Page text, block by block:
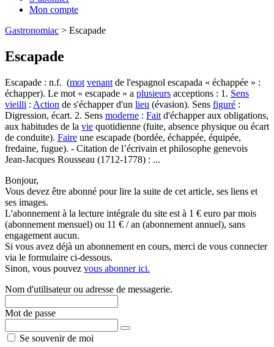
Mon compte
Gastronomiac > Escapade
Escapade
Escapade : n.f. (mot venant de l'espagnol escapada « échappée » :
échapper). Le mot « escapade » a plusieurs acceptions : 1. Sens
vieilli : Action de s'échapper d'un lieu (évasion). Sens figuré :
Digression, écart. 2. Sens moderne : Fait d'échapper aux obligations,
aux habitudes de la vie quotidienne (fuite, absence physique ou écart
de conduite). Faire une escapade (bordée, échappée, équipée,
fredaine, fugue). - Citation de l’écrivain et philosophe genevois
Jean-Jacques Rousseau (1712-1778) : ...
Bonjour,
Vous devez être abonné pour lire la suite de cet article, ses liens et
ses images.
L'abonnement à la lecture intégrale du site est à 1 € euro par mois
(abonnement mensuel) ou 11 € / an (abonnement annuel), sans
engagement aucun.
Si vous avez déjà un abonnement en cours, merci de vous connecter
via le formulaire ci-dessous.
Sinon, vous pouvez vous abonner ici.
Nom d'utilisateur ou adresse de messagerie.
Mot de passe
Se souvenir de moi